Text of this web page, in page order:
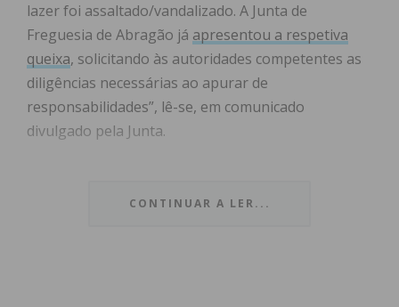
lazer foi assaltado/vandalizado. A Junta de
Freguesia de Abragão já apresentou a respetiva
queixa, solicitando às autoridades competentes as
diligências necessárias ao apurar de
responsabilidades”, lê-se, em comunicado
divulgado pela Junta.
quem tiver informações que permitam facilitar as
CONTINUAR A LER...